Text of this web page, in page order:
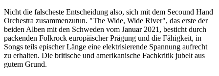
Nicht die falscheste Entscheidung also, sich mit dem Secound Hand
Orchestra zusammenzutun. "The Wide, Wide River", das erste der
beiden Alben mit den Schweden vom Januar 2021, besticht durch
packenden Folkrock europäischer Prägung und die Fähigkeit, in
Songs teils epischer Länge eine elektrisierende Spannung aufrecht
zu erhalten. Die britische und amerikanische Fachkritik jubelt aus
gutem Grund.